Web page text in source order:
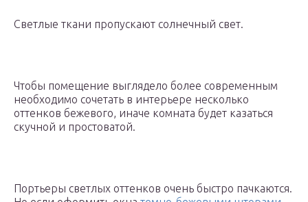
Светлые ткани пропускают солнечный свет.
Чтобы помещение выглядело более современным
необходимо сочетать в интерьере несколько
оттенков бежевого, иначе комната будет казаться
скучной и простоватой.
Портьеры светлых оттенков очень быстро пачкаются.